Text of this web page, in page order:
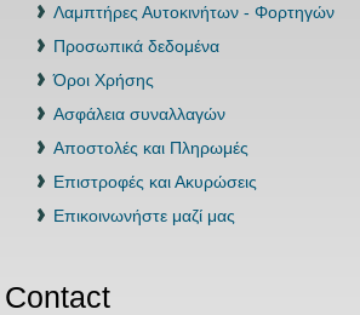
Λαμπτήρες Αυτοκινήτων - Φορτηγών
Προσωπικά δεδομένα
Όροι Χρήσης
Ασφάλεια συναλλαγών
Αποστολές και Πληρωμές
Επιστροφές και Ακυρώσεις
Επικοινωνήστε μαζί μας
Contact